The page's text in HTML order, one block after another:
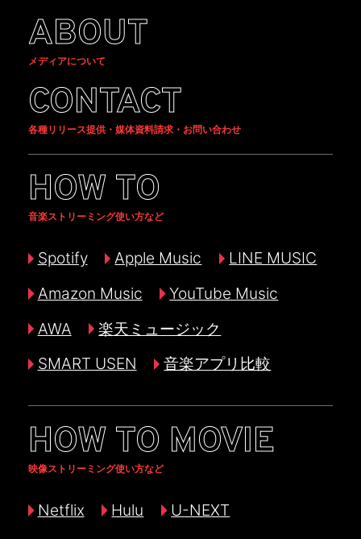
ABOUT
メディアについて
CONTACT
各種リリース提供・媒体資料請求・お問い合わせ
HOW TO
音楽ストリーミング使い方など
Spotify Apple Music
LINE MUSIC
Amazon Music
YouTube Music
AWA
楽天ミュージック
SMART USEN
音楽アプリ比較
HOW TO MOVIE
映像ストリーミング使い方など
Netflix Hulu
U-NEXT